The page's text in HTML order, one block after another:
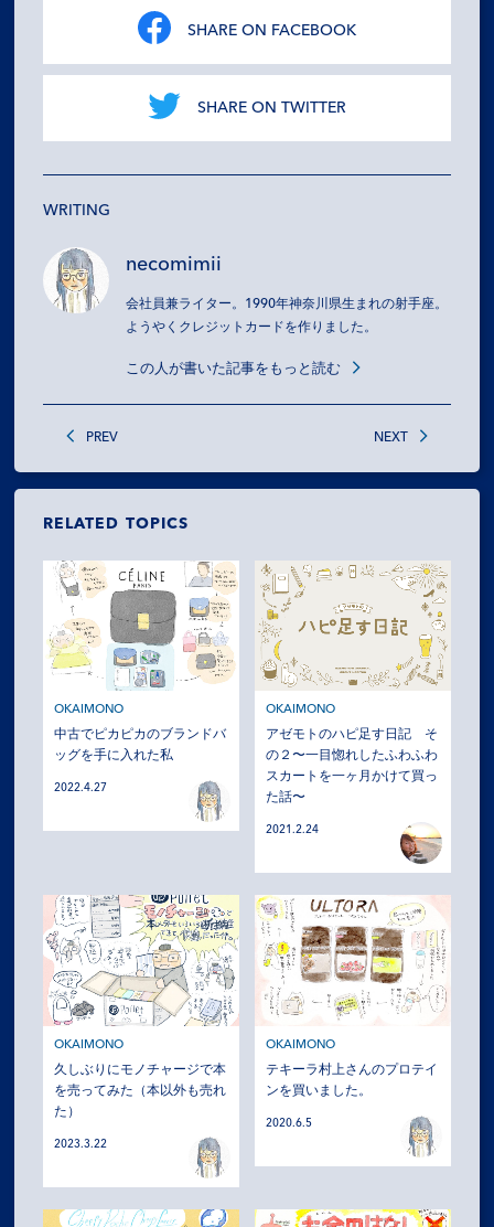
SHARE ON FACEBOOK
SHARE ON TWITTER
WRITING
necomimii
会社員兼ライター。1990年神奈川県生まれの射手座。
ようやくクレジットカードを作りました。
この人が書いた記事をもっと読む
PREV NEXT
RELATED TOPICS
OKAIMONO
中古でピカピカのブランドバ
ッグを手に入れた私
2022.4.27
OKAIMONO
アゼモトのハピ足す日記 そ
の２〜一目惚れしたふわふわ
スカートを一ヶ月かけて買っ
た話〜
2021.2.24
OKAIMONO
久しぶりにモノチャージで本
を売ってみた（本以外も売れ
た）
2023.3.22
OKAIMONO
テキーラ村上さんのプロテイ
ンを買いました。
2020.6.5